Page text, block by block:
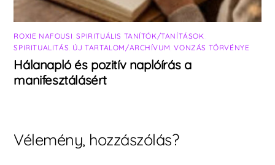
ROXIE NAFOUSI ,SPIRITUÁLIS TANÍTÓK/TANÍTÁSOK
SPIRITUALITÁS ÚJ TARTALOM/ARCHÍVUM ,VONZÁS TÖRVÉNYE
Hálanapló és pozitív naplóírás a
manifesztálásért
Vélemény, hozzászólás?